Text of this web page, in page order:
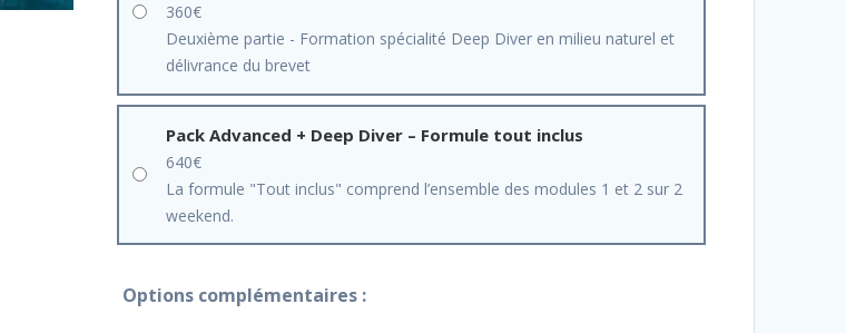
360€
Deuxième partie - Formation spécialité Deep Diver en milieu naturel et
délivrance du brevet
Pack Advanced + Deep Diver – Formule tout inclus
640€
La formule "Tout inclus" comprend l’ensemble des modules 1 et 2 sur 2
weekend.
Options complémentaires :